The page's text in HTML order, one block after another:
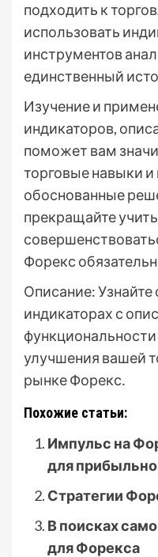
подходить к
использовать
инструментов
единственный
Изучение и
индикаторов,
поможет вам
торговые навыки
обоснованные
прекращайте
Форекс
Описание:
индикаторах с
улучшения вашей
рынке Форекс․
Похожие статьи:
Импульс на
для
Стратегии
В поисках
для Форекса